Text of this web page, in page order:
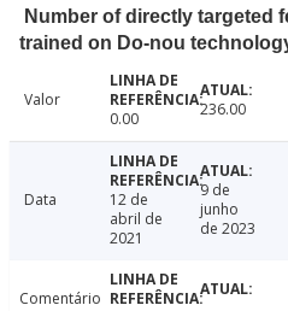
Number of directly targeted
trained on Do-nou
Valor
0.00
236.00
Data
12 de
abril de
2021
9 de
junho
de 2023
Comentário